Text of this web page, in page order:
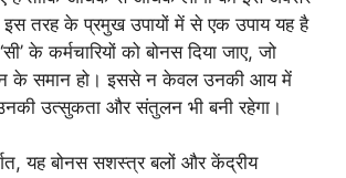
तरह के प्रमुख उपायों में से एक उपाय यह है
के कर्मचारियों को बोनस दिया जाए, जो
के समान हो। इससे न केवल उनकी आय में
उनकी उत्सुकता और संतुलन भी बनी रहेगा।
यह बोनस सशस्त्र बलों और केंद्रीय